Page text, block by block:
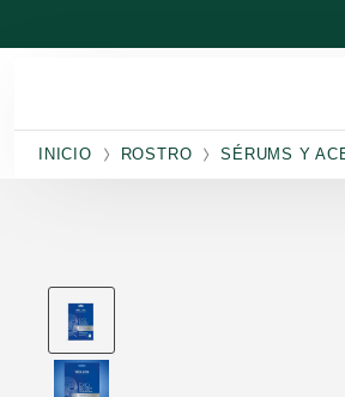
INICIO ROSTRO SÉRUMS Y